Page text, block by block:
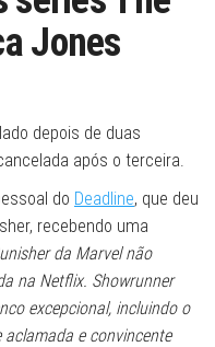
Jones
depois de duas
após o terceira.
do Deadline, que deu
recebendo uma
da Marvel não
na Netflix. Showrunner
excepcional, incluindo o
e convincente